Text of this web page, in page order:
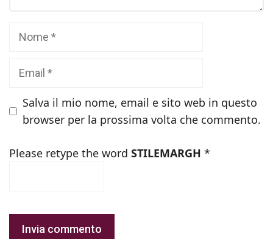
Salva il mio nome, email e sito web in questo
browser per la prossima volta che commento.
Please retype the word STILEMARGH *